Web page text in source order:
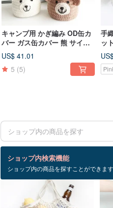
キャンプ用 かぎ編み OD缶カ
バー ガス缶カバー 熊 サイズ
230
US$ 41.01
5 (5)
手
ッ
り
ショップ内検索機能
ショップ内の商品を探すことができます
検索結果：46 件